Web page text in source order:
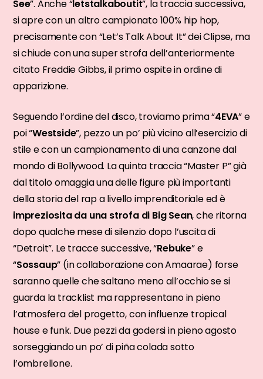
See”. Anche “letstalkaboutit”, la traccia successiva,
si apre con un altro campionato 100% hip hop,
precisamente con “Let’s Talk About It” dei Clipse, ma
si chiude con una super strofa dell’anteriormente
citato Freddie Gibbs, il primo ospite in ordine di
apparizione.
Seguendo l’ordine del disco, troviamo prima “4EVA” e
poi “Westside”, pezzo un po’ più vicino all’esercizio di
stile e con un campionamento di una canzone dal
mondo di Bollywood. La quinta traccia “Master P” già
dal titolo omaggia una delle figure più importanti
della storia del rap a livello imprenditoriale ed è
impreziosita da una strofa di Big Sean, che ritorna
dopo qualche mese di silenzio dopo l’uscita di
“Detroit”. Le tracce successive, “Rebuke” e
“Sossaup” (in collaborazione con Amaarae) forse
saranno quelle che saltano meno all’occhio se si
guarda la tracklist ma rappresentano in pieno
l’atmosfera del progetto, con influenze tropical
house e funk. Due pezzi da godersi in pieno agosto
sorseggiando un po’ di piña colada sotto
l’ombrellone.